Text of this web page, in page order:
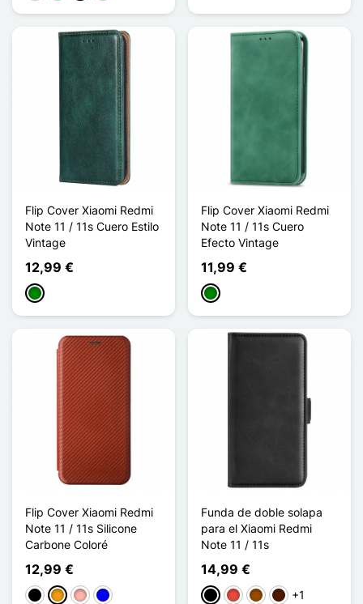
Flip Cover Xiaomi Redmi
Note 11 / 11s Cuero Estilo
Vintage
12,99 €
Verde
Flip Cover Xiaomi Redmi
Note 11 / 11s Cuero
Efecto Vintage
11,99 €
Verde
Flip Cover Xiaomi Redmi
Note 11 / 11s Silicone
Carbone Coloré
12,99 €
NegroNaranjaOro rosa
Azul
Funda de doble solapa
para el Xiaomi Redmi
Note 11 / 11s
14,99 €
NegroRojoMarrónMarrón oscuro
+1